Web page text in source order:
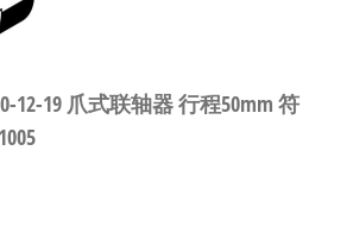
50-12-19 爪式联轴器 行程50mm 符